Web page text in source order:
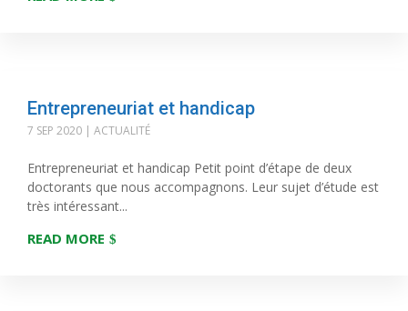
Entrepreneuriat et handicap
7 SEP 2020 | ACTUALITÉ
Entrepreneuriat et handicap Petit point d’étape de deux
doctorants que nous accompagnons. Leur sujet d’étude est
très intéressant...
READ MORE